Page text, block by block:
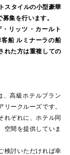
タイルの小型豪華
集を行います。
リッツ・カールト
船 ルミナーラの船
れた方は重複しての
、高級ホテルブラン
リークルーズです。
れぞれに、ホテル同
空間を提供していま
検討いただければ幸